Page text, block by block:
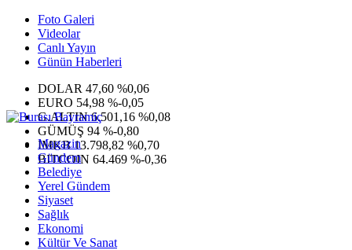
Foto Galeri
Videolar
Canlı Yayın
Günün Haberleri
DOLAR 47,60 %0,06
EURO 54,98 %-0,05
G.ALTIN6.501,16 %0,08
GÜMÜŞ 94 %-0,80
IMKB13.798,82 %0,70
BITCOIN 64.469 %-0,36
Magazin
Gündem
Belediye
Yerel Gündem
Siyaset
Sağlık
Ekonomi
Kültür Ve Sanat